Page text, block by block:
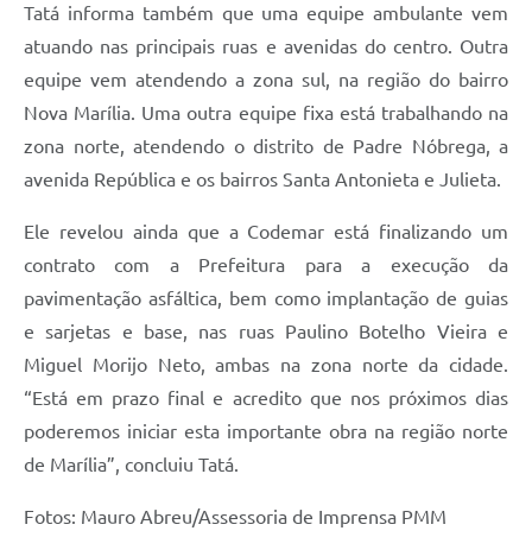
Tatá informa também que uma equipe ambulante vem
atuando nas principais ruas e avenidas do centro. Outra
equipe vem atendendo a zona sul, na região do bairro
Nova Marília. Uma outra equipe fixa está trabalhando na
zona norte, atendendo o distrito de Padre Nóbrega, a
avenida República e os bairros Santa Antonieta e Julieta.
Ele revelou ainda que a Codemar está finalizando um
contrato com a Prefeitura para a execução da
pavimentação asfáltica, bem como implantação de guias
e sarjetas e base, nas ruas Paulino Botelho Vieira e
Miguel Morijo Neto, ambas na zona norte da cidade.
“Está em prazo final e acredito que nos próximos dias
poderemos iniciar esta importante obra na região norte
de Marília”, concluiu Tatá.
Fotos: Mauro Abreu/Assessoria de Imprensa PMM